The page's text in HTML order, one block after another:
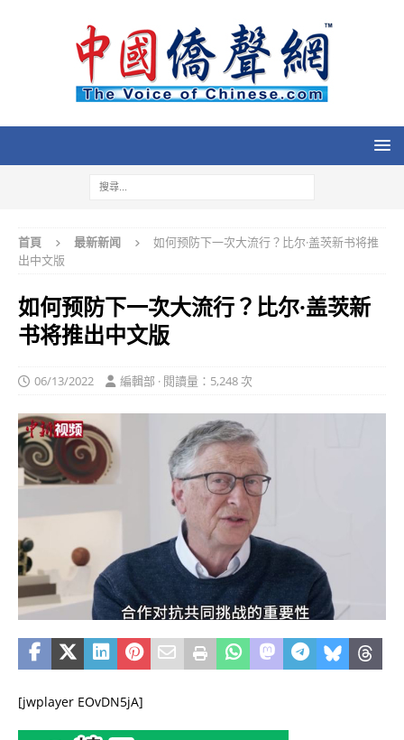
首頁 最新新闻
如何预防下一次大流行？比尔·盖茨新书将推
出中文版
如何预防下一次大流行？比尔·盖茨新
书将推出中文版
06/13/2022 編輯部 · 閱讀量：5,248 次
[jwplayer EOvDN5jA]